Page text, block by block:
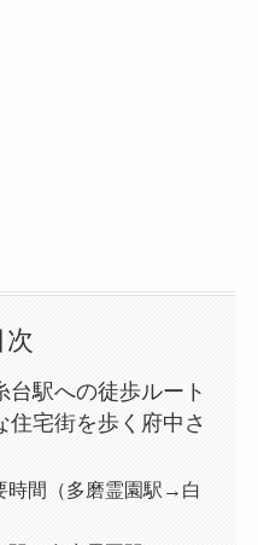
次
台駅への徒歩ルート
住宅街を歩く府中さ
時間（多磨霊園駅→白